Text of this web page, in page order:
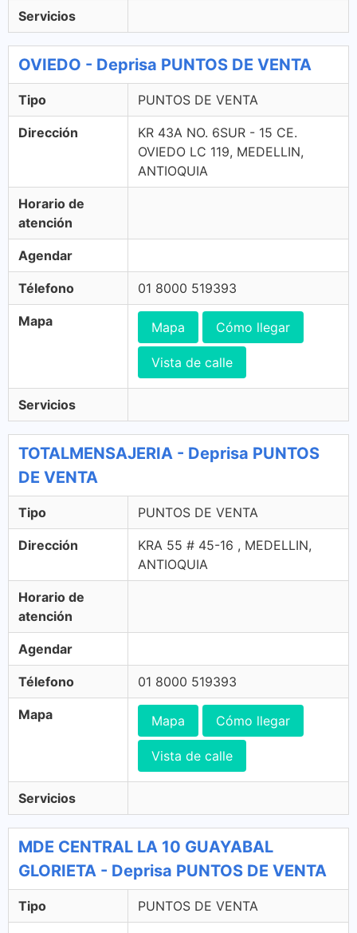
Servicios
OVIEDO - Deprisa PUNTOS DE VENTA
Tipo PUNTOS DE VENTA
Dirección
KR 43A NO. 6SUR - 15 CE.
OVIEDO LC 119, MEDELLIN,
ANTIOQUIA
Horario de
atención
Agendar
Télefono 01 8000 519393
Mapa Mapa Cómo llegar
Vista de calle
Servicios
TOTALMENSAJERIA - Deprisa PUNTOS
DE VENTA
Tipo PUNTOS DE VENTA
Dirección
KRA 55 # 45-16 , MEDELLIN,
ANTIOQUIA
Horario de
atención
Agendar
Télefono 01 8000 519393
Mapa Mapa Cómo llegar
Vista de calle
Servicios
MDE CENTRAL LA 10 GUAYABAL
GLORIETA - Deprisa PUNTOS DE VENTA
Tipo PUNTOS DE VENTA